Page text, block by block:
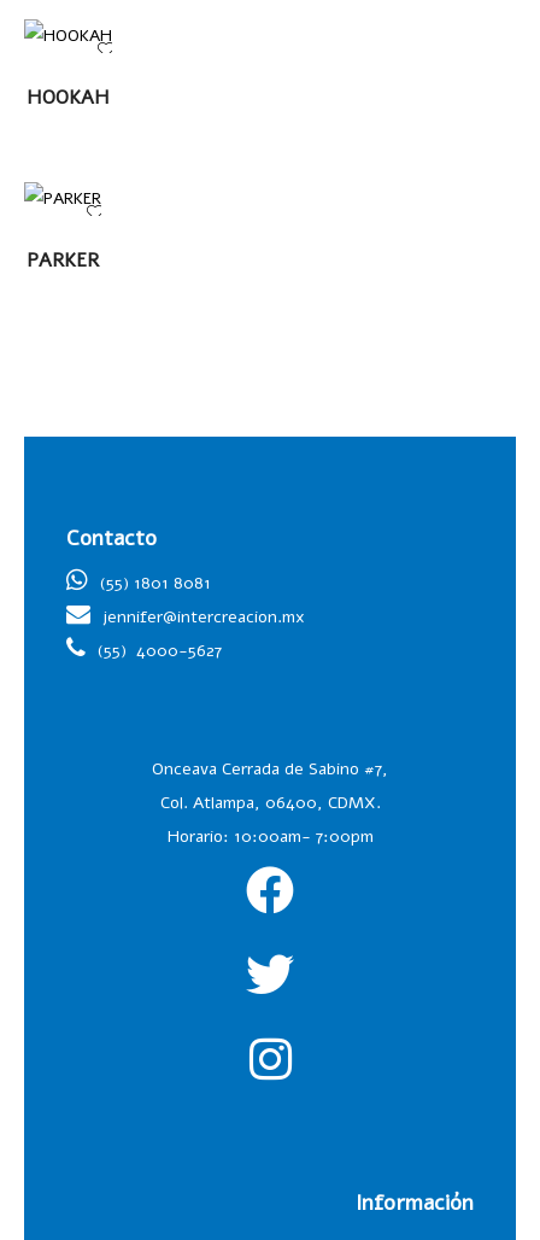
LEER MÁS
HOOKAH
MÁS
PARKER
Contacto
(55) 1801 8081
jennifer@intercreacion.mx
(55) 4000-5627
Onceava Cerrada de Sabino #7,
Col. Atlampa, 06400, CDMX.
Horario: 10:00am- 7:00pm
Información